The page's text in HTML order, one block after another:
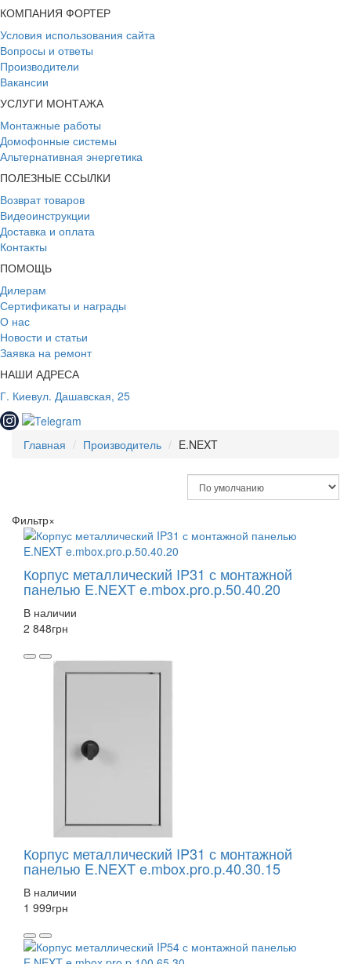
КОМПАНИЯ ФОРТЕР
Условия использования сайта
Вопросы и ответы
Производители
Вакансии
УСЛУГИ МОНТАЖА
Монтажные работы
Домофонные системы
Альтернативная энергетика
ПОЛЕЗНЫЕ ССЫЛКИ
Возврат товаров
Видеоинструкции
Доставка и оплата
Контакты
ПОМОЩЬ
Дилерам
Сертификаты и награды
О нас
Новости и статьи
Заявка на ремонт
НАШИ АДРЕСА
Г. Киевул. Дашавская, 25
Главная Производитель E.NEXT
Фильтр×
Корпус металлический IP31 с монтажной
панелью E.NEXT e.mbox.pro.p.50.40.20
В наличии
2 848грн
Корпус металлический IP31 с монтажной
панелью E.NEXT e.mbox.pro.p.40.30.15
В наличии
1 999грн